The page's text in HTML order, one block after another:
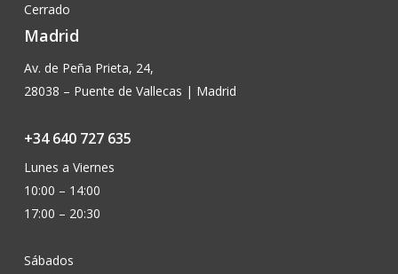
Cerrado
Madrid
Av. de Peña Prieta, 24,
28038 – Puente de Vallecas | Madrid
+34 640 727 635
Lunes a Viernes
10:00 – 14:00
17:00 – 20:30
Sábados